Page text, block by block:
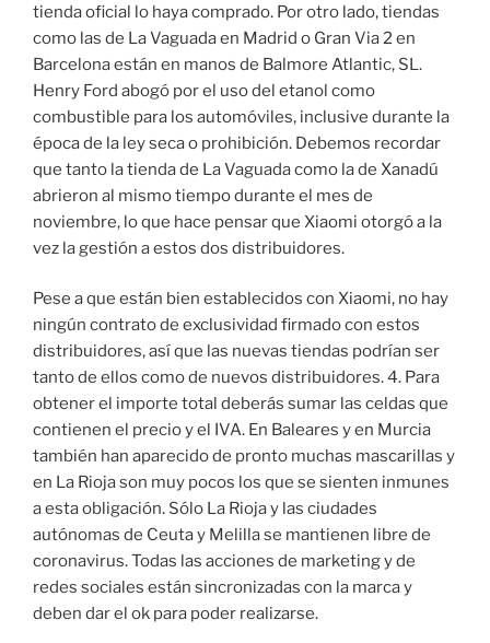
tienda oficial lo haya comprado. Por otro lado, tiendas
como las de La Vaguada en Madrid o Gran Via 2 en
Barcelona están en manos de Balmore Atlantic, SL.
Henry Ford abogó por el uso del etanol como
combustible para los automóviles, inclusive durante la
época de la ley seca o prohibición. Debemos recordar
que tanto la tienda de La Vaguada como la de Xanadú
abrieron al mismo tiempo durante el mes de
noviembre, lo que hace pensar que Xiaomi otorgó a la
vez la gestión a estos dos distribuidores.
Pese a que están bien establecidos con Xiaomi, no hay
ningún contrato de exclusividad firmado con estos
distribuidores, así que las nuevas tiendas podrían ser
tanto de ellos como de nuevos distribuidores. 4. Para
obtener el importe total deberás sumar las celdas que
contienen el precio y el IVA. En Baleares y en Murcia
también han aparecido de pronto muchas mascarillas y
en La Rioja son muy pocos los que se sienten inmunes
a esta obligación. Sólo La Rioja y las ciudades
autónomas de Ceuta y Melilla se mantienen libre de
coronavirus. Todas las acciones de marketing y de
redes sociales están sincronizadas con la marca y
deben dar el ok para poder realizarse.